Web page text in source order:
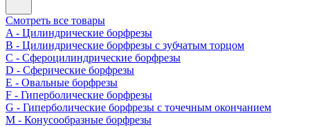
Смотреть все товары
A - Цилиндрические борфрезы
B - Цилиндрические борфрезы с зубчатым торцом
C - Сфероцилиндрические борфрезы
D - Сферические борфрезы
E - Овальные борфрезы
F - Гиперболические борфрезы
G - Гиперболические борфрезы с точечным окончанием
M - Конусообразные борфрезы